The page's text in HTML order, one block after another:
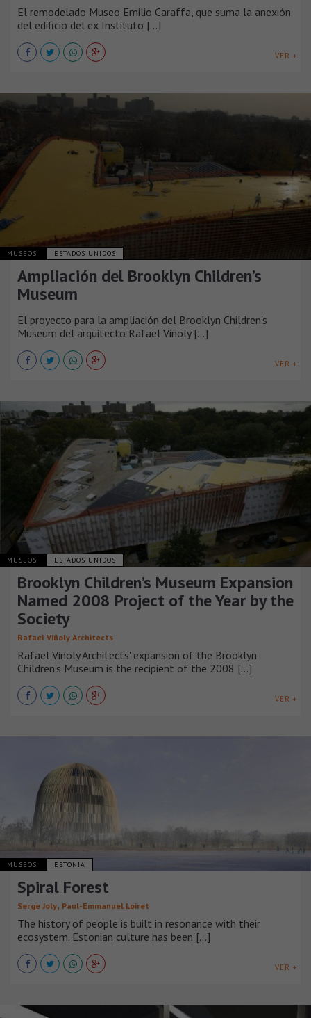
El remodelado Museo Emilio Caraffa, que suma la anexión
del edificio del ex Instituto [...]
VER +
MUSEOS ESTADOS UNIDOS
Ampliación del Brooklyn Children’s
Museum
El proyecto para la ampliación del Brooklyn Children's
Museum del arquitecto Rafael Viñoly [...]
VER +
MUSEOS ESTADOS UNIDOS
Brooklyn Children’s Museum Expansion
Named 2008 Project of the Year by the
Society
Rafael Viñoly Architects
Rafael Viñoly Architects' expansion of the Brooklyn
Children's Museum is the recipient of the 2008 [...]
VER +
MUSEOS ESTONIA
Spiral Forest
Serge Joly, Paul-Emmanuel Loiret
The history of people is built in resonance with their
ecosystem. Estonian culture has been [...]
VER +